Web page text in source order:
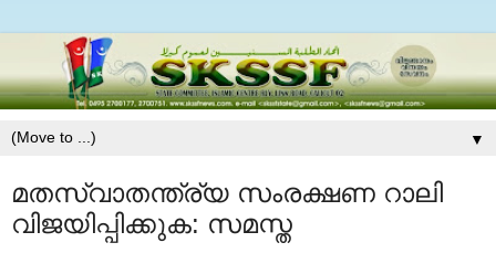
▼
മതസ്വാതന്ത്ര്യ സംരക്ഷണ റാലി
വിജയിപ്പിക്കുക: സമസ്ത